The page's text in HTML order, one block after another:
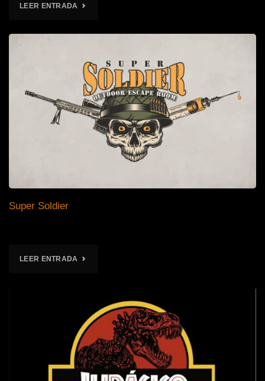
LEER ENTRADA "ROOMIONS"
Super Soldier
LEER ENTRADA "SUPER